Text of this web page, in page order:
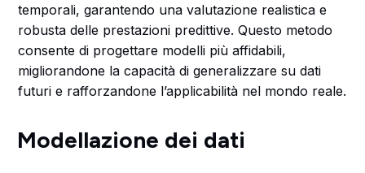
temporali, garantendo una valutazione realistica e
robusta delle prestazioni predittive. Questo metodo
consente di progettare modelli più affidabili,
migliorandone la capacità di generalizzare su dati
futuri e rafforzandone l’applicabilità nel mondo reale.
Modellazione dei dati